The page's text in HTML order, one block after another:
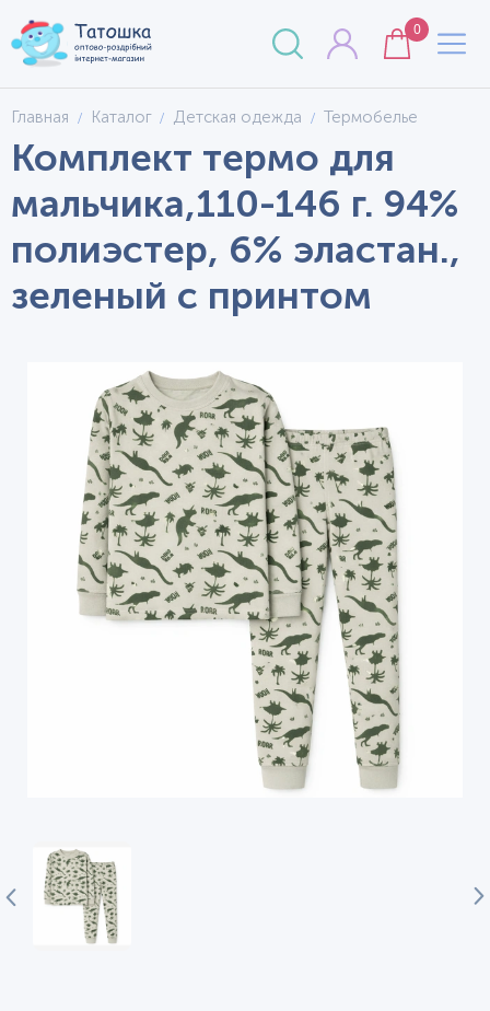
0
Главная Каталог Детская одежда Термобелье
Комплект термо для
мальчика,110-146 г. 94%
полиэстер, 6% эластан.,
зеленый с принтом